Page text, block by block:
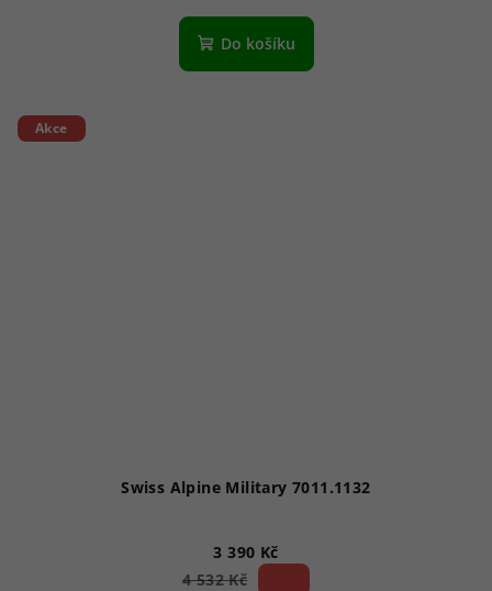
Do košíku
Akce
Swiss Alpine Military 7011.1132
3 390 Kč
4 532 Kč